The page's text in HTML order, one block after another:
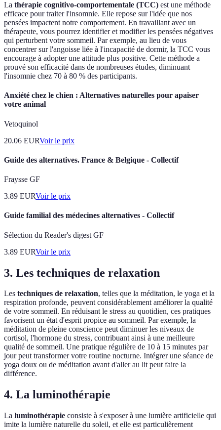
La thérapie cognitivo-comportementale (TCC) est une méthode
efficace pour traiter l'insomnie. Elle repose sur l'idée que nos
pensées impactent notre comportement. En travaillant avec un
thérapeute, vous pourrez identifier et modifier les pensées négatives
qui perturbent votre sommeil. Par exemple, au lieu de vous
concentrer sur l'angoisse liée à l'incapacité de dormir, la TCC vous
encourage à adopter une attitude plus positive. Cette méthode a
prouvé son efficacité dans de nombreuses études, diminuant
l'insomnie chez 70 à 80 % des participants.
Anxiété chez le chien : Alternatives naturelles pour apaiser
votre animal
Vetoquinol
20.06 EURVoir le prix
Guide des alternatives. France & Belgique - Collectif
Fraysse GF
3.89 EURVoir le prix
Guide familial des médecines alternatives - Collectif
Sélection du Reader's digest GF
3.89 EURVoir le prix
3. Les techniques de relaxation
Les techniques de relaxation, telles que la méditation, le yoga et la
respiration profonde, peuvent considérablement améliorer la qualité
de votre sommeil. En réduisant le stress au quotidien, ces pratiques
favorisent un état d'esprit propice au sommeil. Par exemple, la
méditation de pleine conscience peut diminuer les niveaux de
cortisol, l'hormone du stress, contribuant ainsi à une meilleure
qualité de sommeil. Une pratique régulière de 10 à 15 minutes par
jour peut transformer votre routine nocturne. Intégrer une séance de
yoga doux ou de méditation avant d'aller au lit peut faire la
différence.
4. La luminothérapie
La luminothérapie consiste à s'exposer à une lumière artificielle qui
imite la lumière naturelle du soleil, et elle est particulièrement